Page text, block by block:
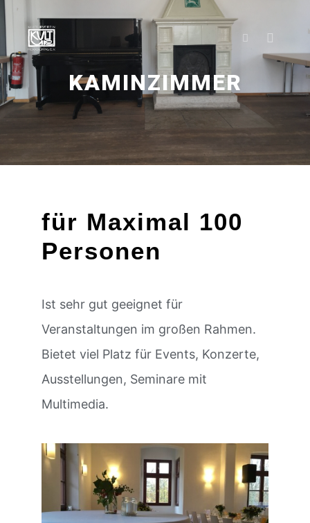
KAMINZIMMER
für Maximal 100
Personen
Ist sehr gut geeignet für
Veranstaltungen im großen Rahmen.
Bietet viel Platz für Events, Konzerte,
Ausstellungen, Seminare mit
Multimedia.